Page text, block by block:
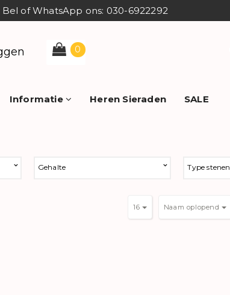
of WhatsApp ons: 030-6922292
0
Informatie Heren Sieraden SALE
Gehalte Type stenen
Naam oplopend
16